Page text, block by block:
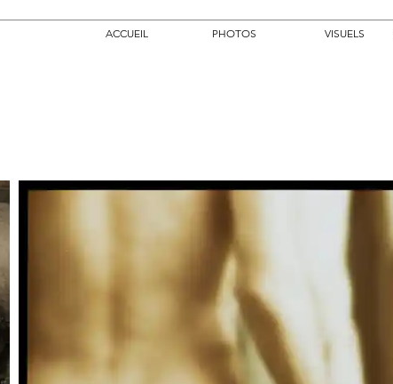
ACCUEIL PHOTOS VISUELS